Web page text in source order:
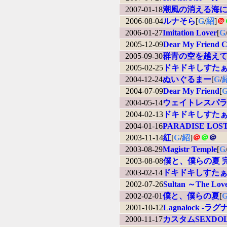
2007-01-18潮風の消える海
2006-08-04ルナそら[G/紹]＠
2006-01-27Imitation Lover[G
2005-12-09Dear My Friend
2005-09-30群青の空を越え
2005-02-25 ドキドキしすた
2004-12-24ぬいぐるまー[G/
2004-07-09Dear My Friend[
2004-05-14ウェイトレスパ
2004-02-13 ドキドキしすた
2004-01-16PARADISE
2003-11-14紅[G/紹]＠＠＠
2003-08-29Magistr Temple[G
2003-08-08僕と、僕らの夏
2003-02-14 ドキドキしすた
2002-07-26Sultan ～The
2002-02-01僕と、僕らの夏[
2001-10-12Lagnalock -ラグ
2000-11-17カスタム